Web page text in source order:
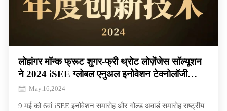
लोहांगर मॉन्क फ्रूट शुगर-फ्री थ्रोट लोज़ेंजेस सॉल्यूशन
ने 2024 iSEE ग्लोबल एनुअल इनोवेशन टेक्नोलॉजी
अवार्ड जीता!
May.16,2024
9 मई को 6वां iSEE इनोवेशन समारोह और गोल्ड अवार्ड समारोह राष्ट्रीय